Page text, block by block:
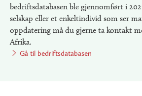
bedriftsdatabasen ble gjennomført i
selskap eller et enkeltindivid som ser
oppdatering må du gjerne ta kontakt
Afrika.
Gå til bedriftsdatabasen